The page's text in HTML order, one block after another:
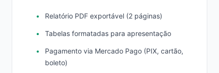
Relatório PDF exportável (2 páginas)
Tabelas formatadas para apresentação
Pagamento via Mercado Pago (PIX, cartão,
boleto)